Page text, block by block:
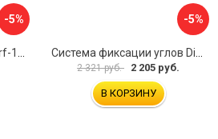
-5% -5%
2 321 руб. 2 205 руб.
В КОРЗИНУ